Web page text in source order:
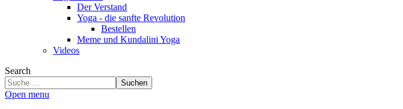
Der Verstand
Yoga - die sanfte Revolution
Bestellen
Meme und Kundalini Yoga
Videos
Search
Suchen
Open menu